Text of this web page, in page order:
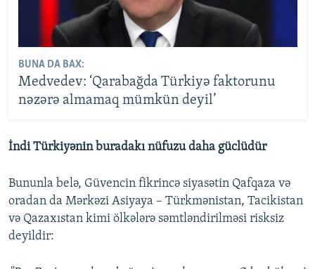
BUNA DA BAX:
Medvedev: ‘Qarabağda Türkiyə faktorunu
nəzərə almamaq mümkün deyil’
İndi Türkiyənin buradakı nüfuzu daha güclüdür
Bununla belə, Güvencin fikrincə siyasətin Qafqaza və
oradan da Mərkəzi Asiyaya – Türkmənistan, Tacikistan
və Qazaxıstan kimi ölkələrə səmtləndirilməsi risksiz
deyildir: